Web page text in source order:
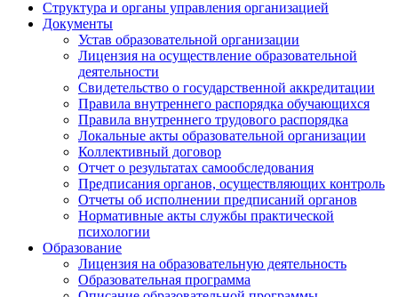
Структура и органы управления организацией
Документы
Устав образовательной организации
Лицензия на осуществление образовательной
деятельности
Свидетельство о государственной аккредитации
Правила внутреннего распорядка обучающихся
Правила внутреннего трудового распорядка
Локальные акты образовательной организации
Коллективный договор
Отчет о результатах самообследования
Предписания органов, осуществляющих контроль
Отчеты об исполнении предписаний органов
Нормативные акты службы практической
психологии
Образование
Лицензия на образовательную деятельность
Образовательная программа